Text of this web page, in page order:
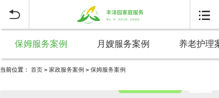
 
保姆服务案例 月嫂服务案例 养老护理
当前位置： 首页 > 家政服务案例 > 保姆服务案例